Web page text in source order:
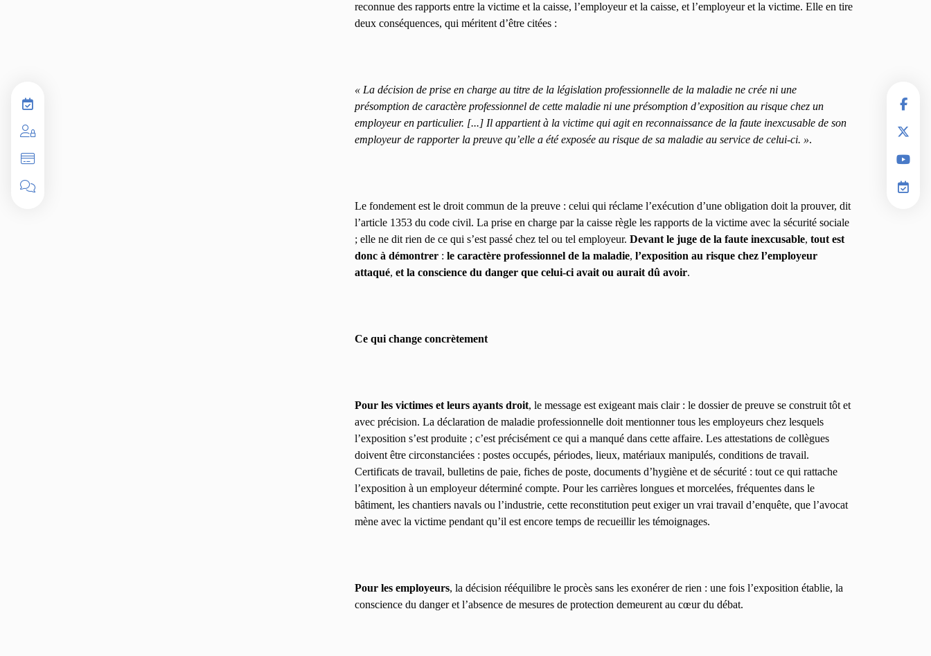
reconnue des rapports entre la victime et la caisse, l’employeur et la caisse, et l’employeur et la victime. Elle en tire
deux conséquences, qui méritent d’être citées :
« La décision de prise en charge au titre de la législation professionnelle de la maladie ne crée ni une
présomption de caractère professionnel de cette maladie ni une présomption d’exposition au risque chez un
employeur en particulier. [...] Il appartient à la victime qui agit en reconnaissance de la faute inexcusable de son
employeur de rapporter la preuve qu’elle a été exposée au risque de sa maladie au service de celui-ci. ».
Le fondement est le droit commun de la preuve : celui qui réclame l’exécution d’une obligation doit la prouver, dit
l’article 1353 du code civil. La prise en charge par la caisse règle les rapports de la victime avec la sécurité sociale
; elle ne dit rien de ce qui s’est passé chez tel ou tel employeur. Devant le juge de la faute inexcusable, tout est
donc à démontrer : le caractère professionnel de la maladie, l’exposition au risque chez l’employeur
attaqué, et la conscience du danger que celui-ci avait ou aurait dû avoir.
Ce qui change concrètement
Pour les victimes et leurs ayants droit, le message est exigeant mais clair : le dossier de preuve se construit tôt et
avec précision. La déclaration de maladie professionnelle doit mentionner tous les employeurs chez lesquels
l’exposition s’est produite ; c’est précisément ce qui a manqué dans cette affaire. Les attestations de collègues
doivent être circonstanciées : postes occupés, périodes, lieux, matériaux manipulés, conditions de travail.
Certificats de travail, bulletins de paie, fiches de poste, documents d’hygiène et de sécurité : tout ce qui rattache
l’exposition à un employeur déterminé compte. Pour les carrières longues et morcelées, fréquentes dans le
bâtiment, les chantiers navals ou l’industrie, cette reconstitution peut exiger un vrai travail d’enquête, que l’avocat
mène avec la victime pendant qu’il est encore temps de recueillir les témoignages.
Pour les employeurs, la décision rééquilibre le procès sans les exonérer de rien : une fois l’exposition établie, la
conscience du danger et l’absence de mesures de protection demeurent au cœur du débat.